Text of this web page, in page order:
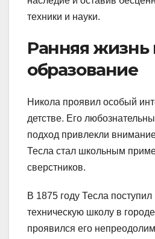
техники и науки.
Ранняя жизнь
образование
Никола проявил особый
детстве. Его
подход привлекли
Тесла стал школьным
сверстников.
В 1875 году Тесла
техническую школу в
проявился его